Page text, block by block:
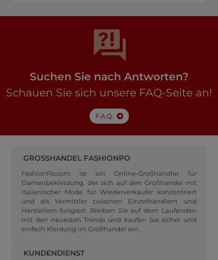
Suchen Sie nach Antworten?
Schauen Sie sich unsere FAQ-Seite an!
F.A.Q.
GROSSHANDEL FASHIONPO
FashionPo.com ist ein Online-Großhändler für
Damenbekleidung, der sich auf den Großhandel mit
italienischer Mode für Wiederverkäufer konzentriert
und als Vermittler zwischen Einzelhändlern und
Herstellern fungiert. Bleiben Sie auf dem Laufenden
mit den neuesten Trends und kaufen Sie sicher und
einfach Kleidung im Großhandel ein.
KUNDENDIENST